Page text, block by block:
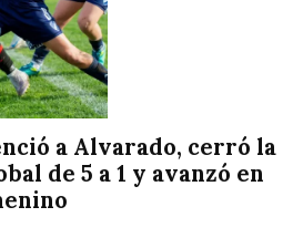
a Alvarado, cerró la
de 5 a 1 y avanzó en